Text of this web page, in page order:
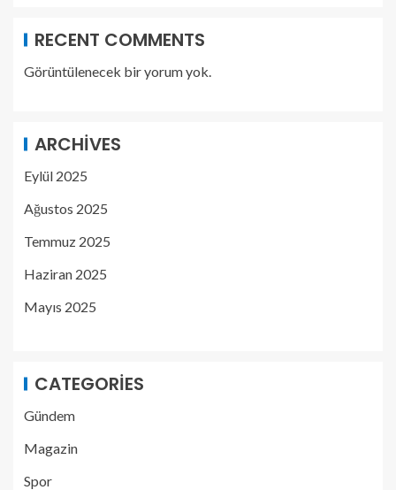
RECENT COMMENTS
Görüntülenecek bir yorum yok.
ARCHIVES
Eylül 2025
Ağustos 2025
Temmuz 2025
Haziran 2025
Mayıs 2025
CATEGORIES
Gündem
Magazin
Spor